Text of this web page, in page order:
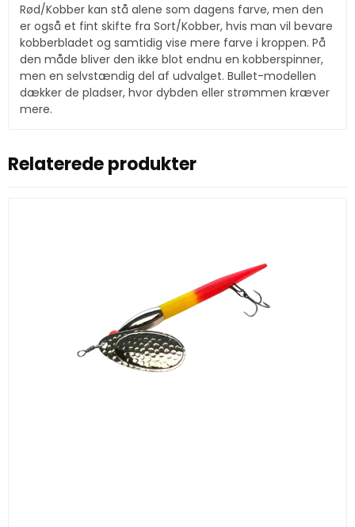
Rød/Kobber kan stå alene som dagens farve, men den
er også et fint skifte fra Sort/Kobber, hvis man vil bevare
kobberbladet og samtidig vise mere farve i kroppen. På
den måde bliver den ikke blot endnu en kobberspinner,
men en selvstændig del af udvalget. Bullet-modellen
dækker de pladser, hvor dybden eller strømmen kræver
mere.
Relaterede produkter